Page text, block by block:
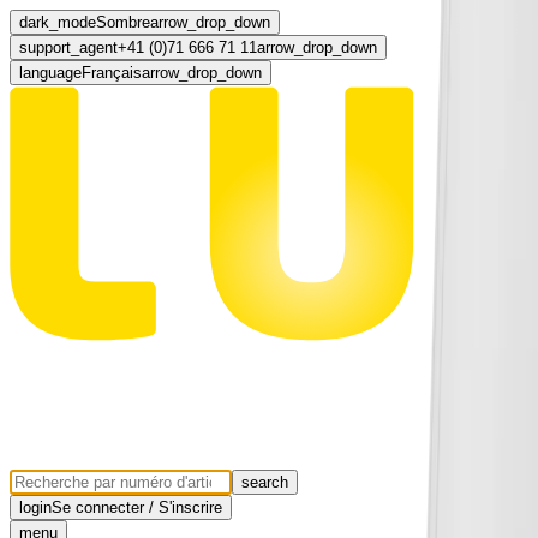
dark_modeSombrearrow_drop_down
support_agent+41 (0)71 666 71 11arrow_drop_down
languageFrançaisarrow_drop_down
search
loginSe connecter / S'inscrire
menu